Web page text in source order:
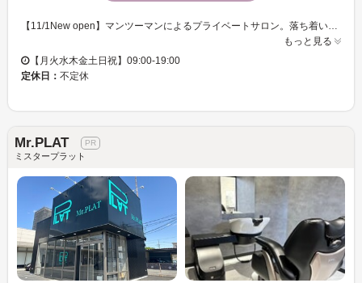
もっと見る
【月火水木金土日祝】09:00-19:00
定休日： 不定休
Mr.PLAT
ミスタープラット